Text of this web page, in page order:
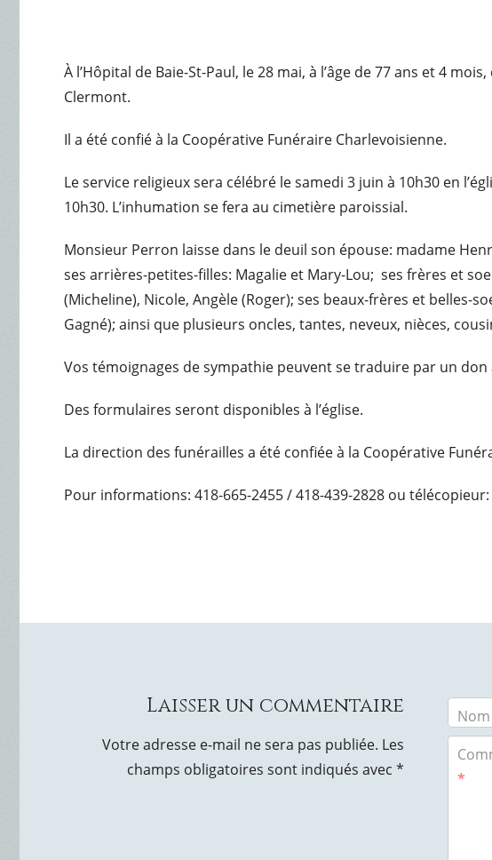
À l’Hôpital de Baie-St-Paul, le 28 mai, à l’âge de 77 ans et 4
Clermont.
Il a été confié à la Coopérative Funéraire Charlevoisienne.
Le service religieux sera célébré le samedi 3 juin à 10h30 en
10h30. L’inhumation se fera au cimetière paroissial.
Monsieur Perron laisse dans le deuil son épouse: madame
ses arrières-petites-filles: Magalie et Mary-Lou; ses frères et
(Micheline), Nicole, Angèle (Roger); ses beaux-frères et belles-
Gagné); ainsi que plusieurs oncles, tantes, neveux, nièces,
Vos témoignages de sympathie peuvent se traduire par un don
Des formulaires seront disponibles à l’église.
La direction des funérailles a été confiée à la Coopérative
Pour informations: 418-665-2455 / 418-439-2828 ou télécopieur:
Laisser un commentaire
Votre adresse e-mail ne sera pas publiée. Les
champs obligatoires sont indiqués avec *
Nom
*